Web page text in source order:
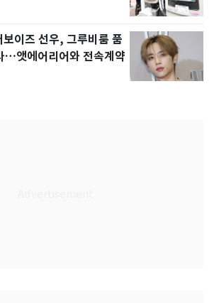
이즈 선우, 그루비룸 품
…앳에어리어와 전속계약